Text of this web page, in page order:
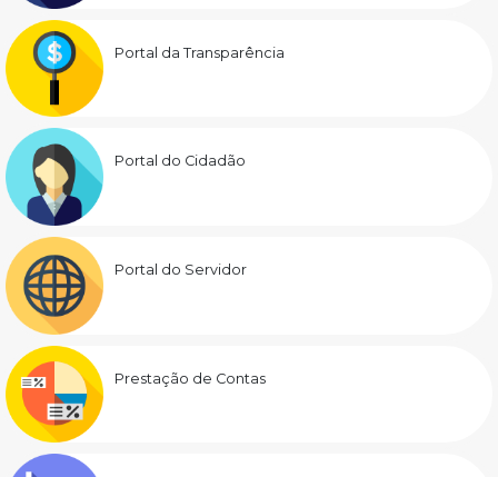
Portal da Transparência
Portal do Cidadão
Portal do Servidor
Prestação de Contas